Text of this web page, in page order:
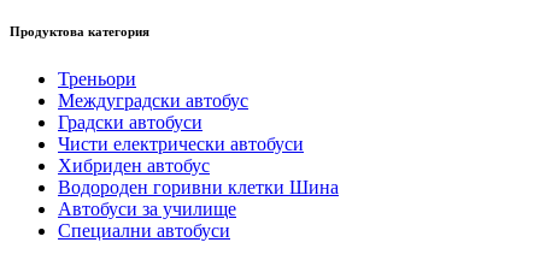
Продуктова категория
Треньори
Междуградски автобус
Градски автобуси
Чисти електрически автобуси
Хибриден автобус
Водороден горивни клетки Шина
Автобуси за училище
Специални автобуси